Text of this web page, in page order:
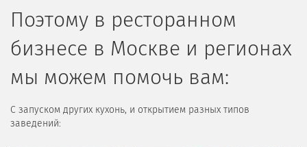
Поэтому в ресторанном
бизнесе в Москве и регионах
мы можем помочь вам:
С запуском других кухонь, и открытием разных типов
заведений: